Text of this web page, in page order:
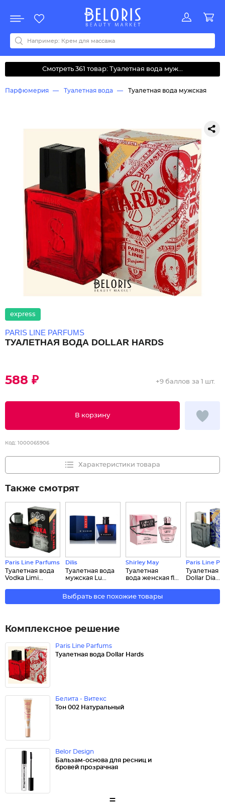
Акции
Все бренды
0-9ABCDEFGHIJKLMNOPQRSTUVWYZАБВДЗИМОКЛНПРСТУФ
Смотреть 361 товар: Туалетная вода муж...
Парфюмерия Туалетная вода Туалетная вода мужская
express
PARIS LINE PARFUMS
ТУАЛЕТНАЯ ВОДА DOLLAR HARDS
588 ₽
В корзину
+9 баллов за 1 шт.
Код: 1000065906
Характеристики товара
Также смотрят
Paris Line Parfums
Туалетная вода
Vodka Limi...
Dilis
Туалетная вода
мужская Lu...
Shirley May
Туалетная
вода женская fl...
Paris Line
Туалетная
Dollar Dia...
Выбрать все похожие товары
Комплексное решение
Paris Line Parfums
Туалетная вода Dollar Hards
Белита - Витекс
Тон 002 Натуральный
Belor Design
Бальзам-основа для ресниц и
бровей прозрачная
=